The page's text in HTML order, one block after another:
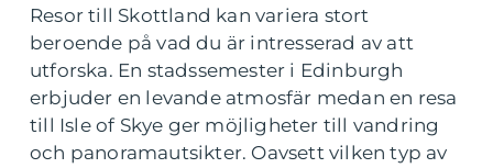
Resor till Skottland kan variera stort
beroende på vad du är intresserad av att
utforska. En stadssemester i Edinburgh
erbjuder en levande atmosfär medan en resa
till Isle of Skye ger möjligheter till vandring
och panoramautsikter. Oavsett vilken typ av